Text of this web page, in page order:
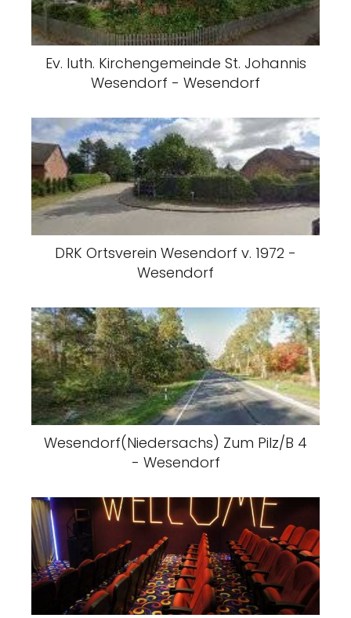
Ev. luth. Kirchengemeinde St. Johannis
Wesendorf - Wesendorf
DRK Ortsverein Wesendorf v. 1972 -
Wesendorf
Wesendorf(Niedersachs) Zum Pilz/B 4
- Wesendorf